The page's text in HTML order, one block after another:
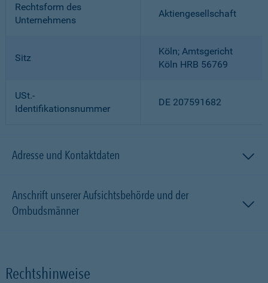
Rechtsform des
Unternehmens
Aktiengesellschaft
Sitz
Köln; Amtsgericht
Köln HRB 56769
USt.-
Identifikationsnummer
DE 207591682
Adresse und Kontaktdaten
Anschrift unserer Aufsichtsbehörde und der
Ombudsmänner
Rechtshinweise